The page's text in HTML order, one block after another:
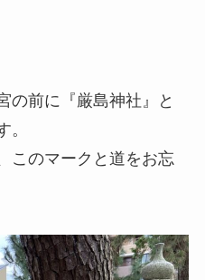
の前に『厳島神社』と
。
このマークと道をお忘